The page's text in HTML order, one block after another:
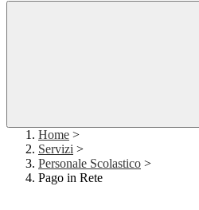
Home >
Servizi >
Personale Scolastico >
Pago in Rete